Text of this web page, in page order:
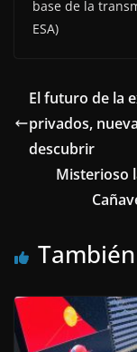
base de la
ESA)
El futuro de la
privados,
descubrir
Misterioso